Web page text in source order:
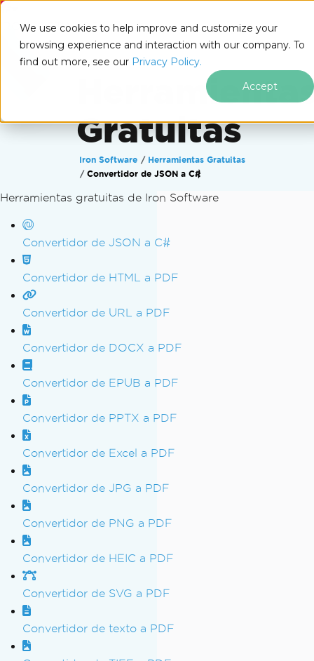
We use cookies to help improve and customize your
browsing experience and interaction with our company. To
find out more, see our Privacy Policy.
Accept
IRONSOFTWARE
Gratuitas
Iron Software
Herramientas Gratuitas
Convertidor de JSON a C#
Saltar al pie de página
Herramientas gratuitas de Iron Software
Convertidor de JSON a C#
Convertidor de HTML a PDF
Convertidor de URL a PDF
Convertidor de DOCX a PDF
Convertidor de EPUB a PDF
Convertidor de PPTX a PDF
Convertidor de Excel a PDF
Convertidor de JPG a PDF
Convertidor de PNG a PDF
Convertidor de HEIC a PDF
Convertidor de SVG a PDF
Convertidor de texto a PDF